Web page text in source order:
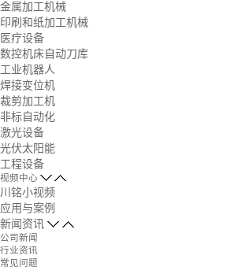
金属加工机械
印刷和纸加工机械
医疗设备
数控机床自动刀库
工业机器人
焊接变位机
裁剪加工机
非标自动化
激光设备
光伏太阳能
工程设备
视频中心
川铭小视频
应用与案例
新闻资讯
公司新闻
行业资讯
常见问题